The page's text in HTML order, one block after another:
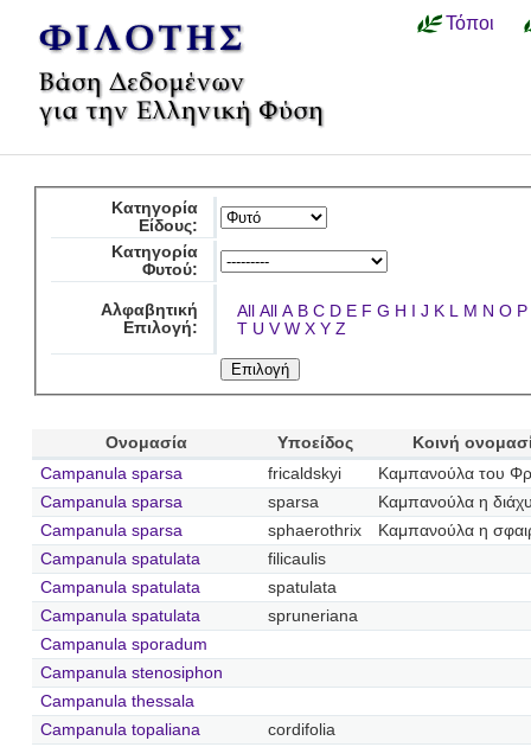
Τόποι
Κατηγορία
Είδους:
Κατηγορία
Φυτού:
Αλφαβητική
Επιλογή:
All All A B C D E F G H I J K L M N O P
T U V W X Y Z
Ονομασία Υποείδος
Κοινή
Campanula sparsa
fricaldskyi
Καμπανούλα του
Campanula sparsa
sparsa
Καμπανούλα η
Campanula sparsa
sphaerothrix
Καμπανούλα η
Campanula spatulata
filicaulis
Campanula spatulata
spatulata
Campanula spatulata
spruneriana
Campanula sporadum
Campanula stenosiphon
Campanula thessala
Campanula topaliana
cordifolia